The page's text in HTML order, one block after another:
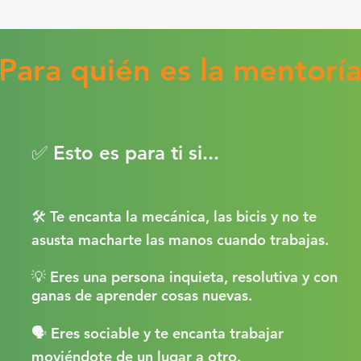
quién es la
✅ Esto es para ti si...
🛠 Te encanta la mecánica, las bicis y no te
asusta macharte las manos cuando trabajas.
💡 Eres una persona inquieta, resolutiva y con
ganas de aprender cosas nuevas.
🗣 Eres sociable y te encanta trabajar
moviéndote de un lugar a otro.